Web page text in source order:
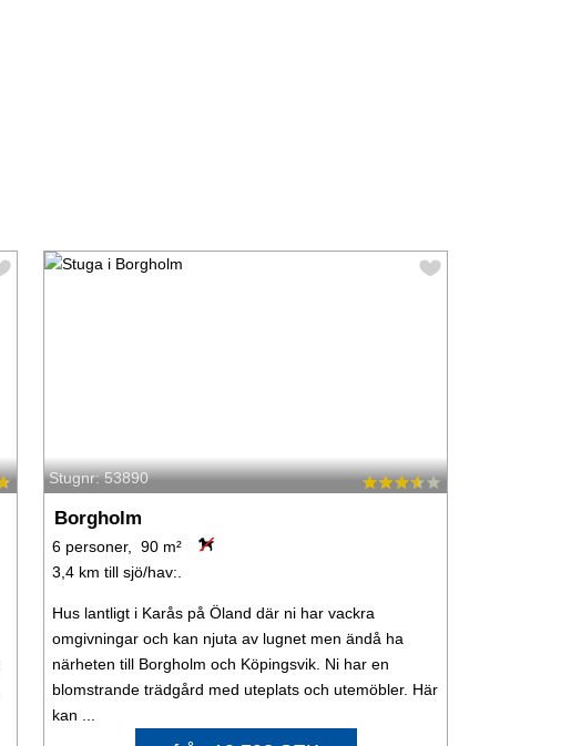
Stugnr: 53890
Borgholm
6 personer, 90 m²
3,4 km till sjö/hav:.
Hus lantligt i Karås på Öland där ni har vackra
omgivningar och kan njuta av lugnet men ändå ha
närheten till Borgholm och Köpingsvik. Ni har en
blomstrande trädgård med uteplats och utemöbler. Här
kan ...